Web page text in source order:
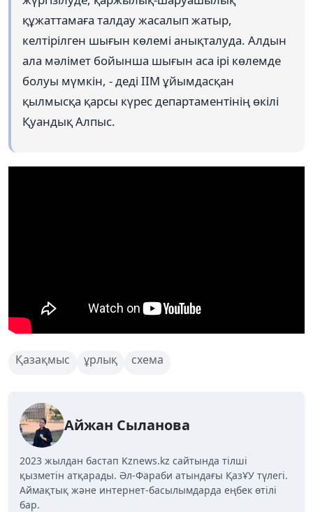
құжаттамаға талдау жасалып жатыр,
келтірілген шығын көлемі анықталуда. Алдын
ала мәлімет бойынша шығын аса ірі көлемде
болуы мүмкін, - деді ІІМ ұйымдасқан
қылмысқа қарсы күрес департаментінің өкілі
Қуандық Алпыс.
Қазақмыс ұрлық схема
Айжан Сыланова
2023 жылдан бастап Kznews.kz сайтында тілші
қызметін атқарады. Әл-Фараби атындағы ҚазҰУ түлегі.
Аймақтық және интернет-басылымдарда еңбек өтілі
бар.